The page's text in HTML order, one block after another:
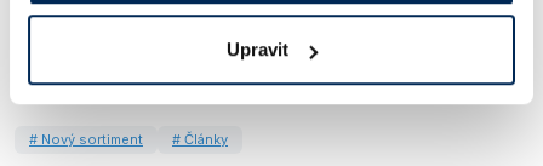
Upravit
inkubátory s nucenou cirkulací vzduchuINCUCELL V ECO
inkubátory s řízenou atmosférou CO
2 CO2CELL
# Nový sortiment # Články